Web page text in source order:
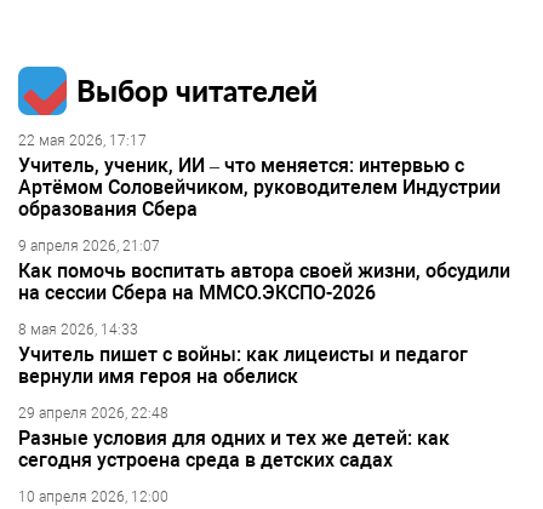
Выбор читателей
22 мая 2026, 17:17
Учитель, ученик, ИИ – что меняется: интервью с
Артёмом Соловейчиком, руководителем Индустрии
образования Сбера
9 апреля 2026, 21:07
Как помочь воспитать автора своей жизни, обсудили
на сессии Сбера на ММСО.ЭКСПО-2026
8 мая 2026, 14:33
Учитель пишет с войны: как лицеисты и педагог
вернули имя героя на обелиск
29 апреля 2026, 22:48
Разные условия для одних и тех же детей: как
сегодня устроена среда в детских садах
10 апреля 2026, 12:00